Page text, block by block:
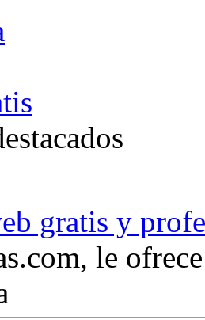
gratis y
le